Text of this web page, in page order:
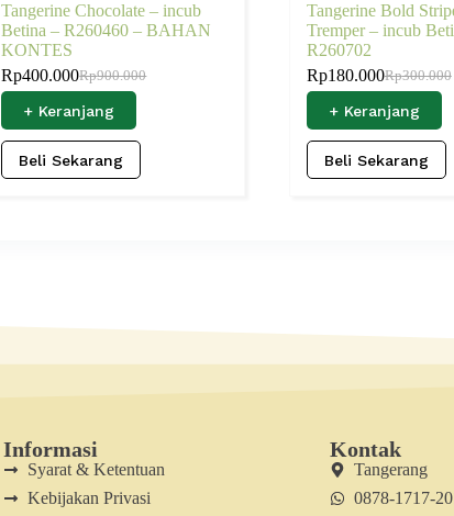
Tangerine Chocolate – incub
Betina – R260460 – BAHAN
KONTES
Rp900.000
Rp400.000
+ Keranjang
Beli Sekarang
Tangerine Bold
Tremper – incub
R260702
Rp300.000
Rp180.000
+ Keranjang
Beli Sekarang
Informasi
Syarat & Ketentuan
Kebijakan Privasi
Kontak
Tangerang
0878-1717-